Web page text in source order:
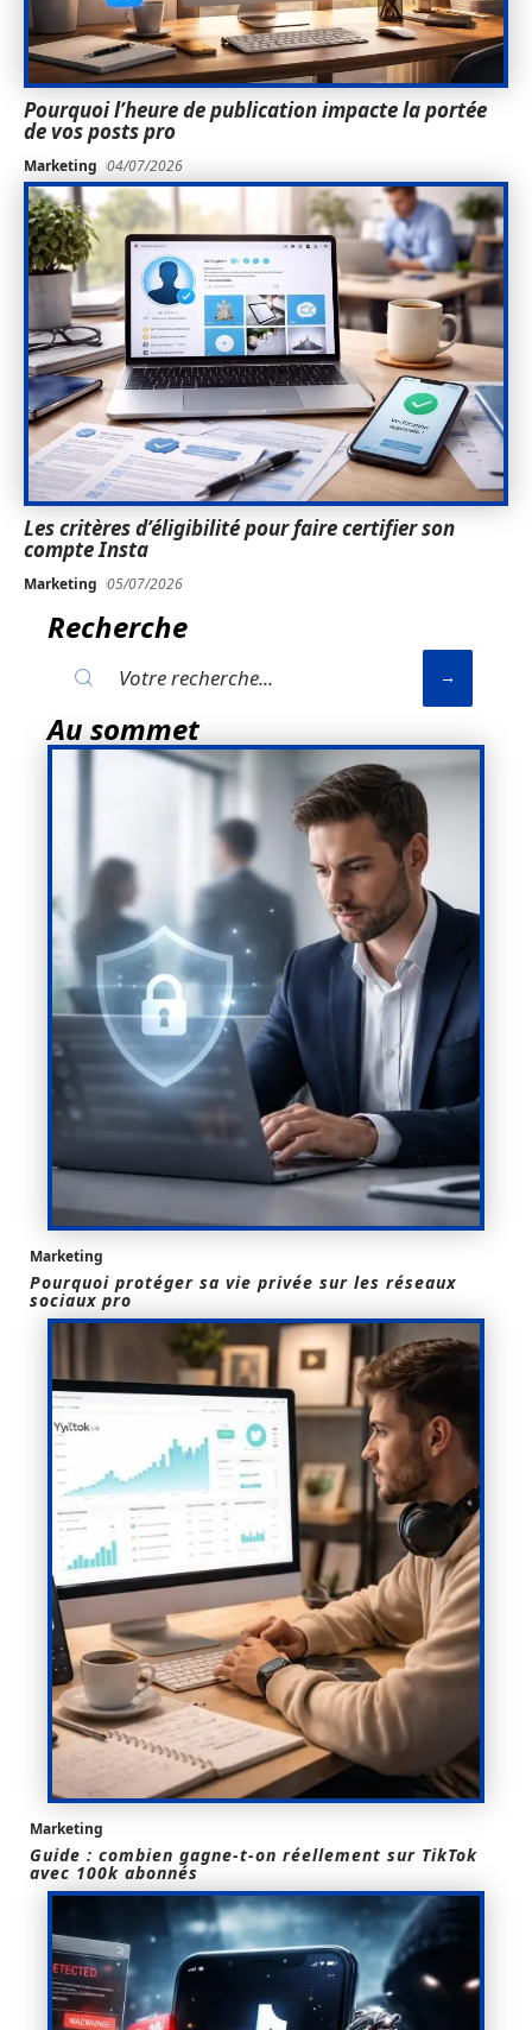
Pourquoi l’heure de publication impacte la portée
de vos posts pro
Marketing 04/07/2026
Les critères d’éligibilité pour faire certifier son
compte Insta
Marketing 05/07/2026
Recherche
Au sommet
Marketing
Pourquoi protéger sa vie privée sur les réseaux
sociaux pro
Marketing
Guide : combien gagne-t-on réellement sur TikTok
avec 100k abonnés